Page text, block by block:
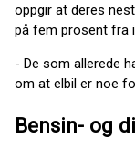
oppgir at deres
på fem prosent fra
- De som allerede
om at elbil er noe
Bensin- og